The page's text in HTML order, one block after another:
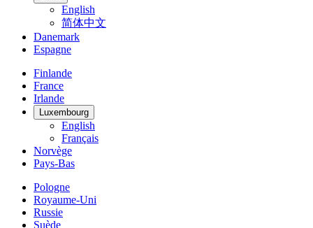
English
简体中文
Danemark
Espagne
Finlande
France
Irlande
Luxembourg
English
Français
Norvège
Pays-Bas
Pologne
Royaume-Uni
Russie
Suède